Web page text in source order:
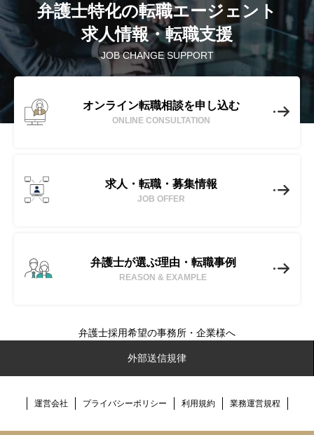
No-Limit(ノーリミット)とは
弁護士転職ノウハウ
JOB CHANGE SUPPORT
弁護士特化の転職エージェント
求人情報・転職支援
オンライン転職相談を申し込む
ONLINE CONSULTATION
求人・転職・募集情報
JOB OFFER
弁護士が選ぶ理由・転職事例
REASON & EXAMPLE
運営会社 プライバシーポリシー 利用規約 業務運営規程
外部送信規律
弁護士採用希望の事務所・企業様へ